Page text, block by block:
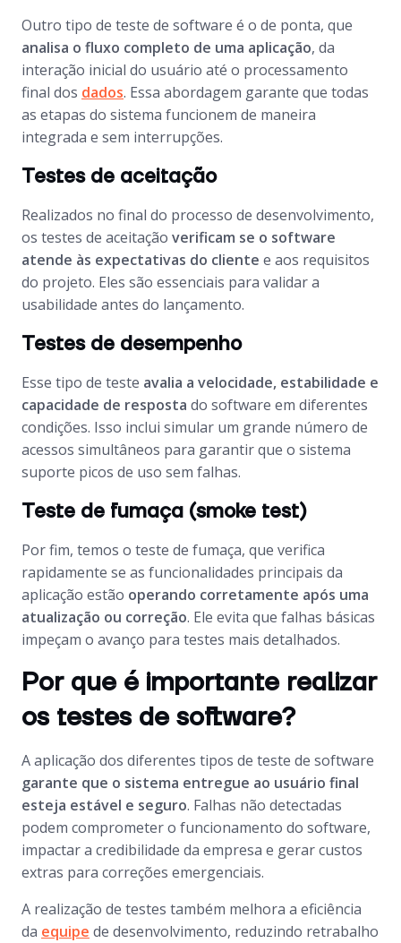
Outro tipo de teste de software é o de ponta, que
analisa o fluxo completo de uma aplicação, da
interação inicial do usuário até o processamento
final dos dados. Essa abordagem garante que todas
as etapas do sistema funcionem de maneira
integrada e sem interrupções.
Testes de aceitação
Realizados no final do processo de desenvolvimento,
os testes de aceitação verificam se o software
atende às expectativas do cliente e aos requisitos
do projeto. Eles são essenciais para validar a
usabilidade antes do lançamento.
Testes de desempenho
Esse tipo de teste avalia a velocidade, estabilidade e
capacidade de resposta do software em diferentes
condições. Isso inclui simular um grande número de
acessos simultâneos para garantir que o sistema
suporte picos de uso sem falhas.
Teste de fumaça (smoke test)
Por fim, temos o teste de fumaça, que verifica
rapidamente se as funcionalidades principais da
aplicação estão operando corretamente após uma
atualização ou correção. Ele evita que falhas básicas
impeçam o avanço para testes mais detalhados.
Por que é importante realizar
os testes de software?
A aplicação dos diferentes tipos de teste de software
garante que o sistema entregue ao usuário final
esteja estável e seguro. Falhas não detectadas
podem comprometer o funcionamento do software,
impactar a credibilidade da empresa e gerar custos
extras para correções emergenciais.
A realização de testes também melhora a eficiência
da equipe de desenvolvimento, reduzindo retrabalho